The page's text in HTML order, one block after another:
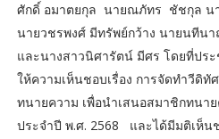
ศักดิ์ อมาตยกุล นายณภัทร ชัชกุล น
นายวชรพงศ์ มีทรัพย์กว้าง นายนทีน
และนางสาวนิศารัตน์ มีศร โดยที่ปร
ให้ความเห็นชอบเรื่อง การจัดทำวีดิ
ทนายความ เพื่อนำเสนอสมาชิกทน
ประจำปี พ.ศ. 2568 และได้มีมติเห็